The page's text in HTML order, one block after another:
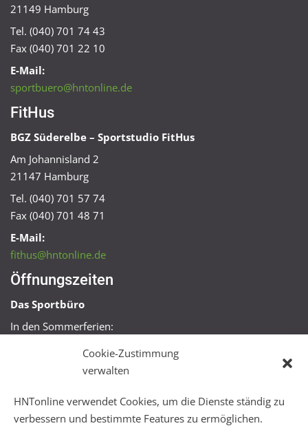
Cookie-Zustimmung
verwalten
HNTonline verwendet Cookies, um die Dienste ständig zu
verbessern und bestimmte Features zu ermöglichen.
21149 Hamburg
Tel. (040) 701 74 43
Fax (040) 701 22 10
E-Mail:
sportbuero@hntonline.de
FitHus
BGZ Süderelbe – Sportstudio FitHus
Am Johannisland 2
21147 Hamburg
Tel. (040) 701 57 74
Fax (040) 701 48 71
E-Mail:
fithus@hntonline.de
Öffnungszeiten
Das Sportbüro
In den Sommerferien:
Mo + Mi 16:00 – 18:00 Uhr
Mo – Fr 08:00 – 22:00 Uhr
Sa + So 10:00 – 18:00 Uhr